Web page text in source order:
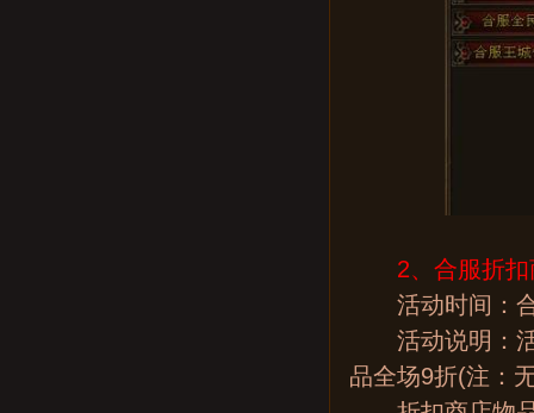
2、合服折扣
活动时间：合
活动说明：活
品全场9折(注：